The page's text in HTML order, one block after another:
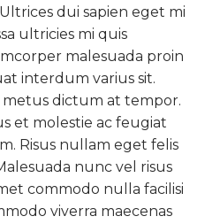
dui sapien eget mi
ultricies mi quis
malesuada proin
interdum varius sit.
metus dictum at tempor.
et molestie ac feugiat
Risus nullam eget felis
nunc vel risus
commodo nulla facilisi
viverra maecenas